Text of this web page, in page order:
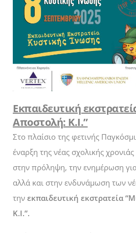
Εκπαιδευτική
Αποστολή: K.I.”
Στο πλαίσιο της φετινής
έναρξη της νέας σχολικής
στην πρόληψη, την ενημέρωση
αλλά και στην ενδυνάμωση των
την εκπαιδευτική εκστρατεία
K.I.”.